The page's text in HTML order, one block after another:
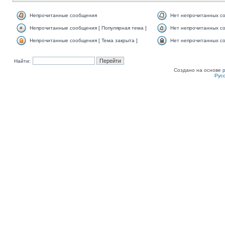
Непрочитанные сообщения Нет непрочитанных
Непрочитанные сообщения [ Популярная тема ] Нет непрочитанных
Непрочитанные сообщения [ Тема закрыта ] Нет непрочитанных
Найти:
Создано на основе